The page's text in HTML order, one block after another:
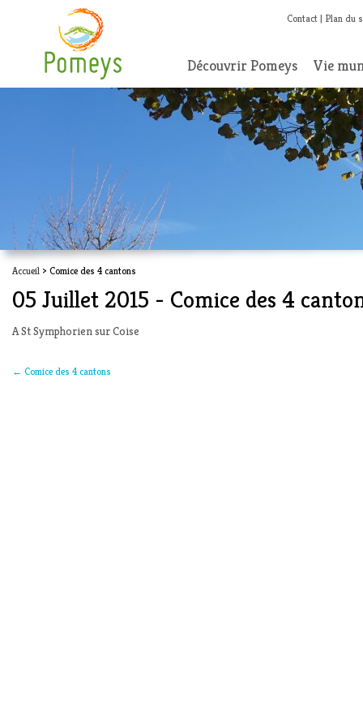
Contact Plan du
Découvrir Pomeys Vie
Accueil > Comice des 4 cantons
05 Juillet 2015 - Comice des 4
A St Symphorien sur Coise
← Comice des 4 cantons